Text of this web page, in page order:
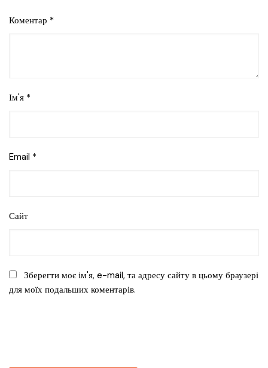
Коментар *
Ім'я *
Email *
Сайт
Зберегти моє ім'я, e-mail, та адресу сайту в цьому браузері
для моїх подальших коментарів.